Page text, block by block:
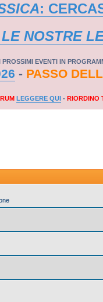
:
LE NOSTRE
PROSSIMI EVENTI IN
- PASSO
LEGGERE QUI - RIORDINO